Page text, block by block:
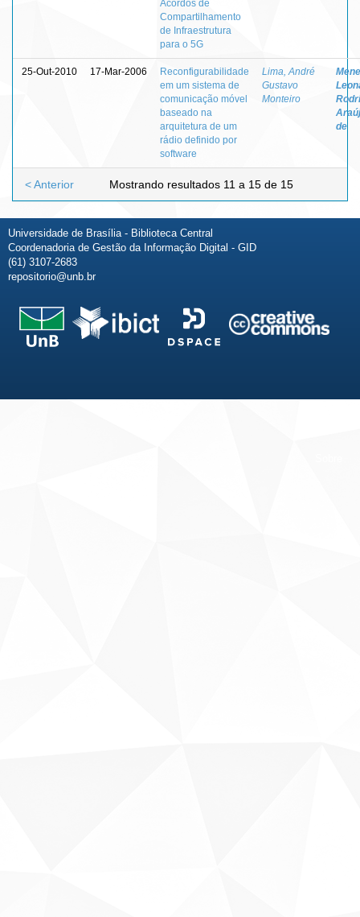
Acordos de
Compartilhamento
de Infraestrutura
para o 5G
25-Out-2010 17-Mar-2006
Reconfigurabilidade
em um sistema de
comunicação móvel
baseado na
arquitetura de um
rádio definido por
software
Lima, André
Gustavo
Monteiro
de
Mostrando resultados 11 a 15 de 15
< Anterior
Universidade de Brasília - Biblioteca Central
Coordenadoria de Gestão da Informação Digital - GID
(61) 3107-2683
repositorio@unb.br